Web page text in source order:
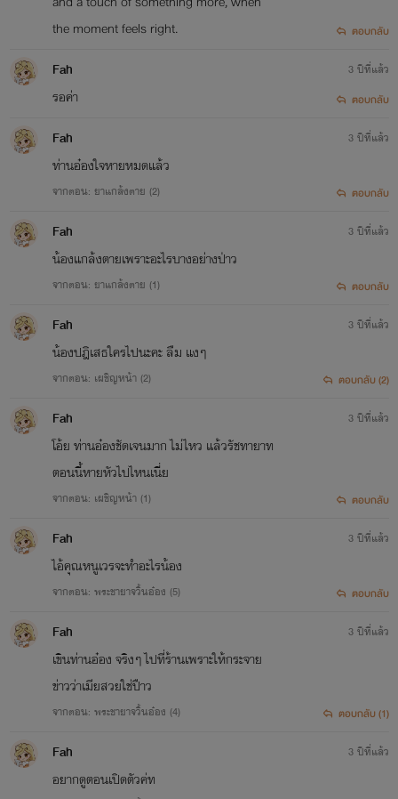
the moment feels right.
ตอบกลับ
Fah
รอค่า
3 ปีที่แล้ว
ตอบกลับ
Fah
ท่านอ๋องใจหายหมดแล้ว
จากตอน: ยาแกล้งตาย (2)
3 ปีที่แล้ว
ตอบกลับ
Fah
น้องแกล้งตายเพราะอะไรบางอย่างป่าว
จากตอน: ยาแกล้งตาย (1)
3 ปีที่แล้ว
ตอบกลับ
Fah
น้องปฎิเสธใครไปนะคะ ลืม แงๆ
จากตอน: เผชิญหน้า (2)
3 ปีที่แล้ว
ตอบกลับ (2)
Fah
โอ้ย ท่านอ๋องชัดเจนมาก ไม่ไหว แล้วรัชทายาท
ตอนนี้หายหัวไปไหนเนี่ย
จากตอน: เผชิญหน้า (1)
3 ปีที่แล้ว
ตอบกลับ
Fah
ไอ้คุณหนูเวรจะทำอะไรน้อง
จากตอน: พระชายาจวิ้นอ๋อง (5)
3 ปีที่แล้ว
ตอบกลับ
Fah
เขินท่านอ๋อง จริงๆ ไปที่ร้านเพราะให้กระจาย
ข่าวว่าเมียสวยใช่ปืาว
จากตอน: พระชายาจวิ้นอ๋อง (4)
3 ปีที่แล้ว
ตอบกลับ (1)
Fah
อยากดูตอนเปิดตัวค่ท
3 ปีที่แล้ว